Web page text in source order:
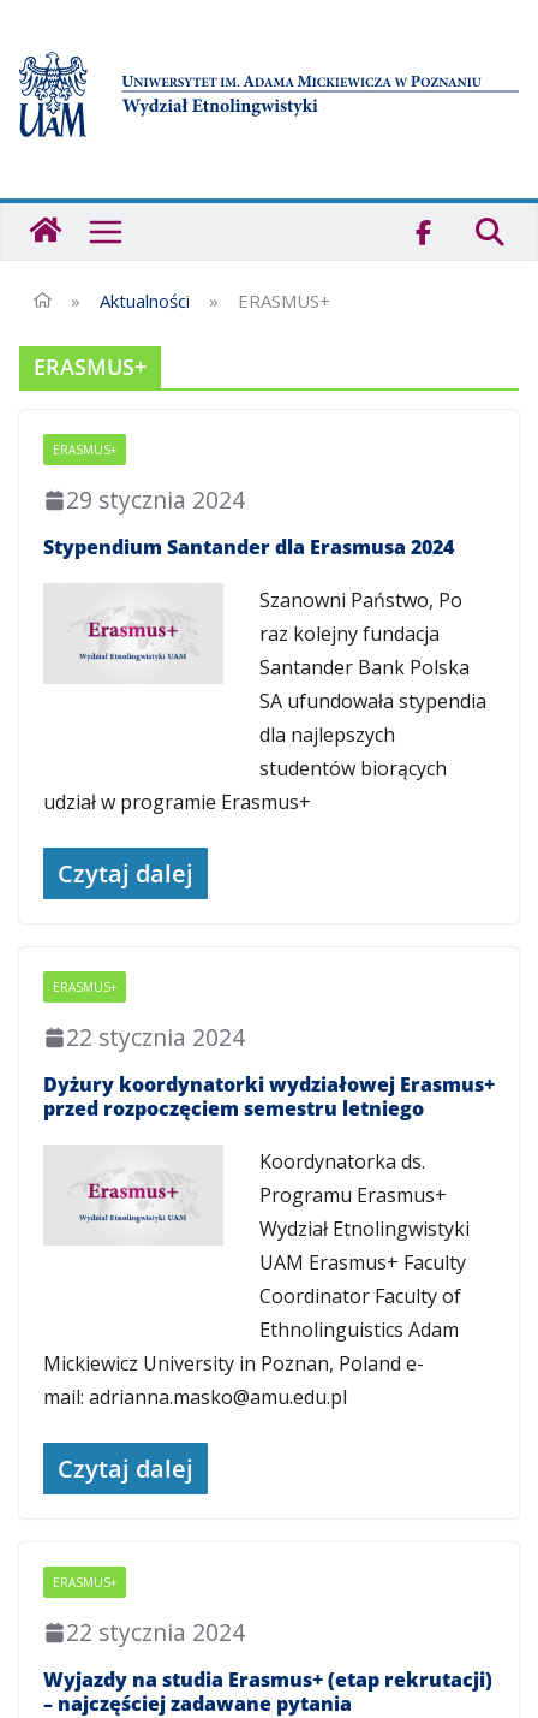
treści
» Aktualności » ERASMUS+
ERASMUS+
ERASMUS+
29 stycznia 2024
Stypendium Santander dla Erasmusa 2024
Szanowni Państwo, Po
raz kolejny fundacja
Santander Bank Polska
SA ufundowała stypendia
dla najlepszych
studentów biorących
udział w programie Erasmus+
Czytaj dalej
ERASMUS+
22 stycznia 2024
Dyżury koordynatorki wydziałowej Erasmus+
przed rozpoczęciem semestru letniego
Koordynatorka ds.
Programu Erasmus+
Wydział Etnolingwistyki
UAM Erasmus+ Faculty
Coordinator Faculty of
Ethnolinguistics Adam
Mickiewicz University in Poznan, Poland e-
mail: adrianna.masko@amu.edu.pl
Czytaj dalej
ERASMUS+
22 stycznia 2024
Wyjazdy na studia Erasmus+ (etap rekrutacji)
– najczęściej zadawane pytania